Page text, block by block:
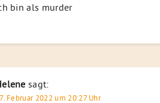
bin als murder
sagt:
Februar 2022 um 20:27 Uhr